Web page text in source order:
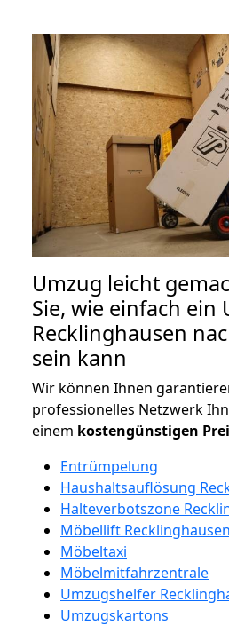
Umzug leicht
Sie, wie einfach ein
Recklinghausen
sein kann
Wir können Ihnen
professionelles Netzwerk
einem kostengünstigen
Entrümpelung
Haushaltsauflösung
Halteverbotszone
Möbellift Recklinghausen
Möbeltaxi
Möbelmitfahrzentrale
Umzugshelfer
Umzugskartons